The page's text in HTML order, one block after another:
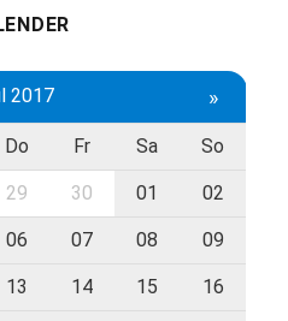
2017 »
Do Fr Sa So
29 30 01 02
06 07 08 09
13 14 15 16